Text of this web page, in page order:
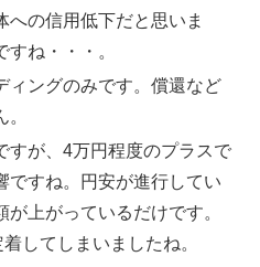
への信用低下だと思いま
ね・・・。
ィングのみです。償還など
すが、4万円程度のプラスで
ですね。円安が進行してい
上がっているだけです。
してしまいましたね。